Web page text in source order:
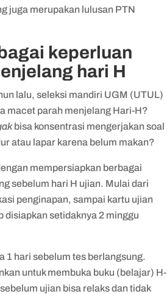
juga merupakan lulusan PTN
keperluan
hari H
lalu, seleksi mandiri UGM (UTUL)
macet parah menjelang Hari-H?
bisa konsentrasi mengerjakan soal
atau lapar karena belum makan?
mempersiapkan berbagai
sebelum hari H ujian. Mulai dari
penginapan, sampai kartu ujian
disiapkan setidaknya 2 minggu
1 hari sebelum tes berlangsung.
untuk membuka buku (belajar) H-
ujian bisa relaks dan tidak